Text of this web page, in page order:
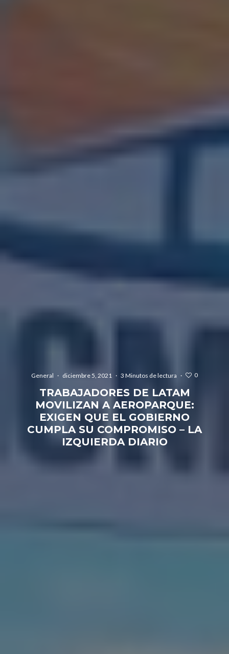
General · diciembre 5, 2021 · 3 Minutos de lectura · 0
TRABAJADORES DE LATAM
MOVILIZAN A AEROPARQUE:
EXIGEN QUE EL GOBIERNO
CUMPLA SU COMPROMISO – LA
IZQUIERDA DIARIO